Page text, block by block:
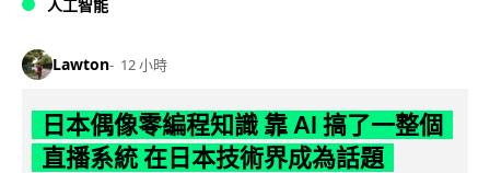
人工智能
Lawton 12 小時
日本偶像零編程知識 靠 AI 搞了一整個
直播系統 在日本技術界成為話題